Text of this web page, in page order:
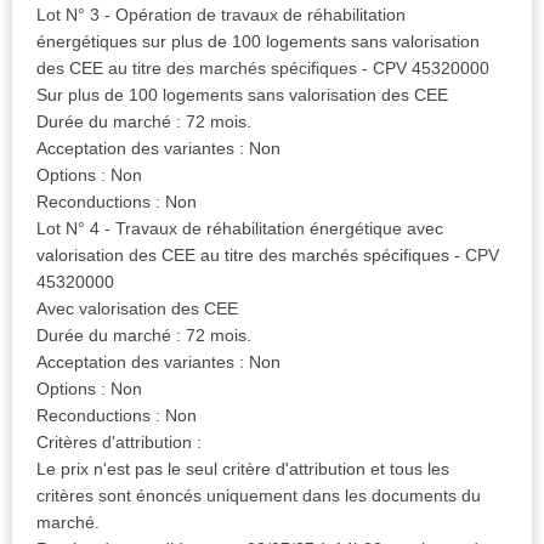
Lot N° 3 - Opération de travaux de réhabilitation
énergétiques sur plus de 100 logements sans valorisation
des CEE au titre des marchés spécifiques - CPV 45320000
Sur plus de 100 logements sans valorisation des CEE
Durée du marché : 72 mois.
Acceptation des variantes : Non
Options : Non
Reconductions : Non
Lot N° 4 - Travaux de réhabilitation énergétique avec
valorisation des CEE au titre des marchés spécifiques - CPV
45320000
Avec valorisation des CEE
Durée du marché : 72 mois.
Acceptation des variantes : Non
Options : Non
Reconductions : Non
Critères d'attribution :
Le prix n'est pas le seul critère d'attribution et tous les
critères sont énoncés uniquement dans les documents du
marché.